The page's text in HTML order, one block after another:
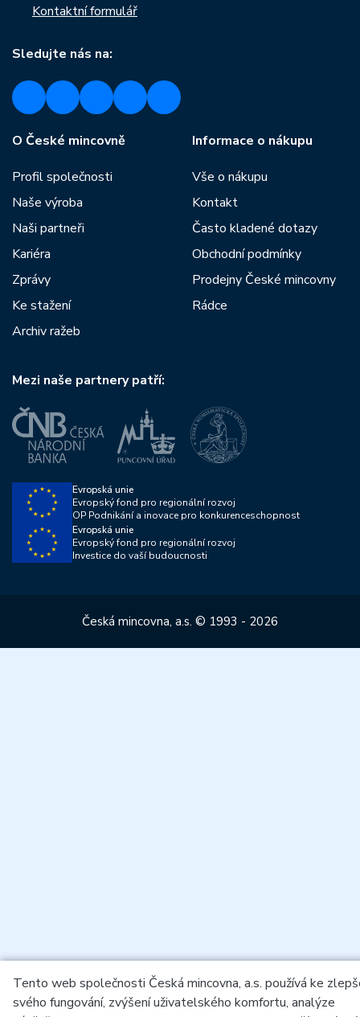
Kontaktní formulář
Sledujte nás na:
O České mincovně
Profil společnosti
Naše výroba
Naši partneři
Kariéra
Zprávy
Ke stažení
Archiv ražeb
Informace o nákupu
Vše o nákupu
Kontakt
Často kladené dotazy
Obchodní podmínky
Prodejny České mincovny
Rádce
Mezi naše partnery patří:
Evropská unie
Evropský fond pro regionální rozvoj
OP Podnikání a inovace pro konkurenceschopnost
Evropská unie
Evropský fond pro regionální rozvoj
Investice do vaší budoucnosti
Česká mincovna, a.s. © 1993 - 2026
Tento web společnosti Česká mincovna, a.s. používá ke
svého fungování, zvýšení uživatelského komfortu, analýze